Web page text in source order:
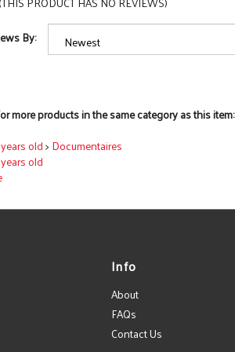
PRODUCT HAS NO REVIEWS)
By:
more products in the same category as this item:
old> Documentaires
old
Info
About
FAQs
Contact Us